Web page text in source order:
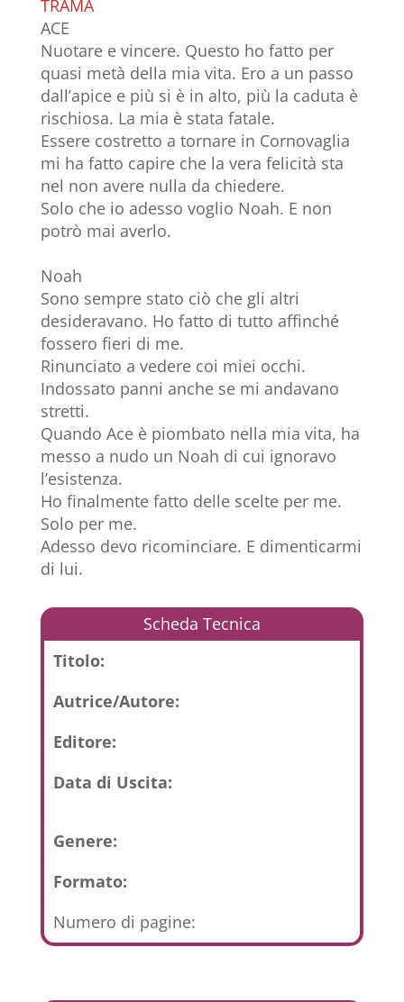
TRAMA
ACE
Nuotare e vincere. Questo ho fatto per
quasi metà della mia vita. Ero a un passo
dall’apice e più si è in alto, più la caduta è
rischiosa. La mia è stata fatale.
Essere costretto a tornare in Cornovaglia
mi ha fatto capire che la vera felicità sta
nel non avere nulla da chiedere.
Solo che io adesso voglio Noah. E non
potrò mai averlo.
Noah
Sono sempre stato ciò che gli altri
desideravano. Ho fatto di tutto affinché
fossero fieri di me.
Rinunciato a vedere coi miei occhi.
Indossato panni anche se mi andavano
stretti.
Quando Ace è piombato nella mia vita, ha
messo a nudo un Noah di cui ignoravo
l’esistenza.
Ho finalmente fatto delle scelte per me.
Solo per me.
Adesso devo ricominciare. E dimenticarmi
di lui.
Scheda Tecnica
Titolo:
Autrice/Autore:
Editore:
Data di Uscita:
Genere:
Formato:
Numero di pagine: